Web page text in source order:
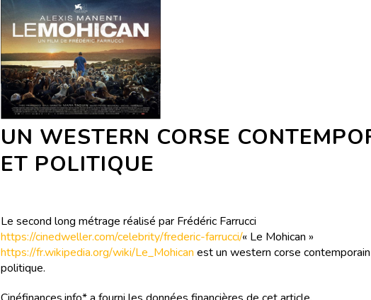
UN WESTERN CORSE
ET POLITIQUE
Le second long métrage réalisé par Frédéric Farrucci
https://cinedweller.com/celebrity/frederic-farrucci/« Le Mohican »
https://fr.wikipedia.org/wiki/Le_Mohican est un western corse
politique.